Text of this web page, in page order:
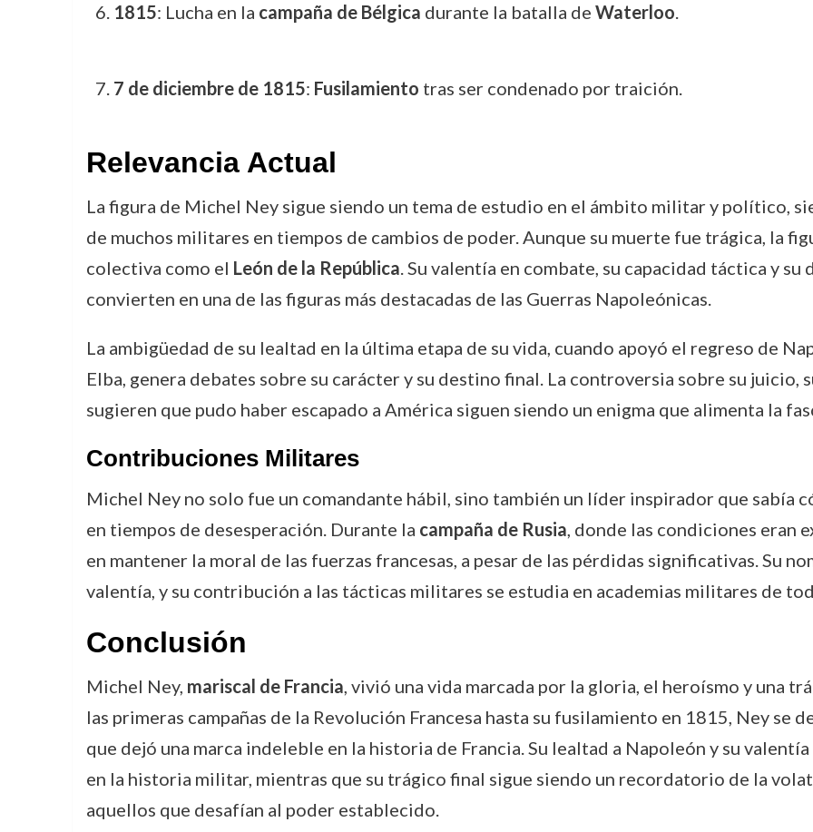
1815: Lucha en la campaña de Bélgica durante la batalla de Waterloo.
7 de diciembre de 1815: Fusilamiento tras ser condenado por traición.
Relevancia Actual
La figura de Michel Ney sigue siendo un tema de estudio en el ámbito militar y político,
de muchos militares en tiempos de cambios de poder. Aunque su muerte fue trágica, la
colectiva como el León de la República. Su valentía en combate, su capacidad táctica y
convierten en una de las figuras más destacadas de las Guerras Napoleónicas.
La ambigüedad de su lealtad en la última etapa de su vida, cuando apoyó el regreso de
Elba, genera debates sobre su carácter y su destino final. La controversia sobre su juicio,
sugieren que pudo haber escapado a América siguen siendo un enigma que alimenta la
Contribuciones Militares
Michel Ney no solo fue un comandante hábil, sino también un líder inspirador que sabía
en tiempos de desesperación. Durante la campaña de Rusia, donde las condiciones eran
en mantener la moral de las fuerzas francesas, a pesar de las pérdidas significativas. Su
valentía, y su contribución a las tácticas militares se estudia en academias militares de
Conclusión
Michel Ney, mariscal de Francia, vivió una vida marcada por la gloria, el heroísmo y una
las primeras campañas de la Revolución Francesa hasta su fusilamiento en 1815, Ney se
que dejó una marca indeleble en la historia de Francia. Su lealtad a Napoleón y su
en la historia militar, mientras que su trágico final sigue siendo un recordatorio de la
aquellos que desafían al poder establecido.